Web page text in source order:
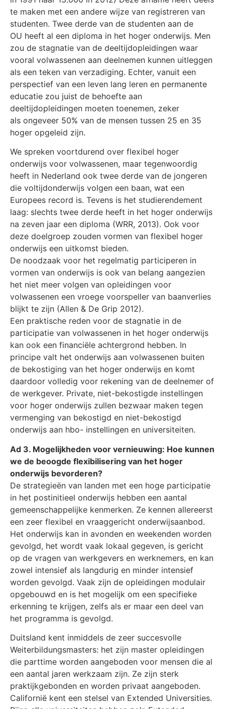
te maken met een andere wijze van registreren van
studenten. Twee derde van de studenten aan de
OU heeft al een diploma in het hoger onderwijs. Men
zou de stagnatie van de deeltijdopleidingen waar
vooral volwassenen aan deelnemen kunnen uitleggen
als een teken van verzadiging. Echter, vanuit een
perspectief van een leven lang leren en permanente
educatie zou juist de behoefte aan
deeltijdopleidingen moeten toenemen, zeker
als ongeveer 50% van de mensen tussen 25 en 35
hoger opgeleid zijn.
We spreken voortdurend over flexibel hoger
onderwijs voor volwassenen, maar tegenwoordig
heeft in Nederland ook twee derde van de jongeren
die voltijdonderwijs volgen een baan, wat een
Europees record is. Tevens is het studierendement
laag: slechts twee derde heeft in het hoger onderwijs
na zeven jaar een diploma (WRR, 2013). Ook voor
deze doelgroep zouden vormen van flexibel hoger
onderwijs een uitkomst bieden.
De noodzaak voor het regelmatig participeren in
vormen van onderwijs is ook van belang aangezien
het niet meer volgen van opleidingen voor
volwassenen een vroege voorspeller van baanverlies
blijkt te zijn (Allen & De Grip 2012).
Een praktische reden voor de stagnatie in de
participatie van volwassenen in het hoger onderwijs
kan ook een financiële achtergrond hebben. In
principe valt het onderwijs aan volwassenen buiten
de bekostiging van het hoger onderwijs en komt
daardoor volledig voor rekening van de deelnemer of
de werkgever. Private, niet-bekostigde instellingen
voor hoger onderwijs zullen bezwaar maken tegen
vermenging van bekostigd en niet-bekostigd
onderwijs aan hbo- instellingen en universiteiten.
Ad 3. Mogelijkheden voor vernieuwing: Hoe kunnen
we de beoogde flexibilisering van het hoger
onderwijs bevorderen?
De strategieën van landen met een hoge participatie
in het postinitieel onderwijs hebben een aantal
gemeenschappelijke kenmerken. Ze kennen allereerst
een zeer flexibel en vraaggericht onderwijsaanbod.
Het onderwijs kan in avonden en weekenden worden
gevolgd, het wordt vaak lokaal gegeven, is gericht
op de vragen van werkgevers en werknemers, en kan
zowel intensief als langdurig en minder intensief
worden gevolgd. Vaak zijn de opleidingen modulair
opgebouwd en is het mogelijk om een specifieke
erkenning te krijgen, zelfs als er maar een deel van
het programma is gevolgd.
Duitsland kent inmiddels de zeer succesvolle
Weiterbildungsmasters: het zijn master opleidingen
die parttime worden aangeboden voor mensen die al
een aantal jaren werkzaam zijn. Ze zijn sterk
praktijkgebonden en worden privaat aangeboden.
Californië kent een stelsel van Extended Universities.